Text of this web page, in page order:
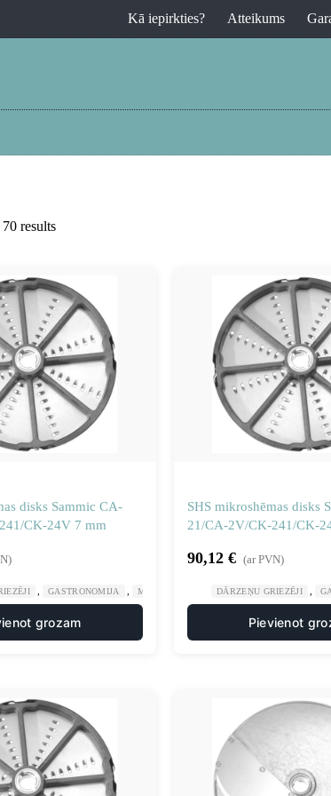
Kā iepirkties? Atteikums
results
disks Sammic CA-
CK-24V 7 mm
GASTRONOMIJA MANUĀLA UN MEHĀNISKA APSTRĀDE
grozam
SHS mikroshēmas disks
21/CA-2V/CK-241/CK-
90,12 € (ar PVN)
DĀRZEŅU GRIEZĒJI
Pievienot